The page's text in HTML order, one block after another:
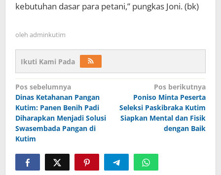
kebutuhan dasar para petani,” pungkas Joni. (bk)
oleh adminkutim
Ikuti Kami Pada
Navigasi
pos
Pos sebelumnya
Dinas Ketahanan Pangan
Kutim: Panen Benih Padi
Diharapkan Menjadi Solusi
Swasembada Pangan di
Kutim
Pos berikutnya
Poniso Minta Peserta
Seleksi Paskibraka Kutim
Siapkan Mental dan Fisik
dengan Baik